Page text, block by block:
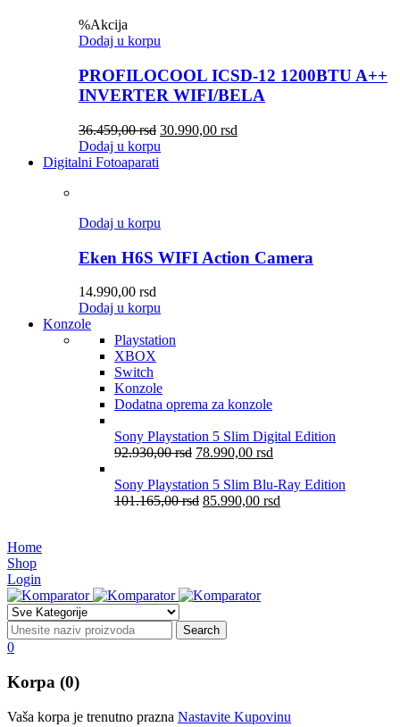
%Akcija
Dodaj u korpu
PROFILOCOOL ICSD-12 1200BTU A++
INVERTER WIFI/BELA
36.459,00rsd 30.990,00 rsd
Dodaj u korpu
Digitalni Fotoaparati
Dodaj u korpu
Eken H6S WIFI Action Camera
14.990,00 rsd
Dodaj u korpu
Konzole
Playstation
XBOX
Switch
Konzole
Dodatna oprema za konzole
Sony Playstation 5 Slim Digital Edition
92.930,00rsd 78.990,00 rsd
Sony Playstation 5 Slim Blu-Ray Edition
101.165,00rsd 85.990,00 rsd
Home
Shop
Login
0
Korpa (0)
Vaša korpa je trenutno prazna Nastavite Kupovinu